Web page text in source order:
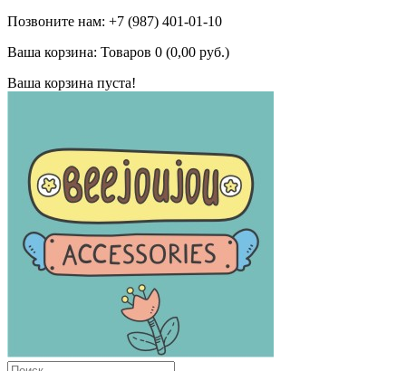
Позвоните нам: +7 (987) 401-01-10
Ваша корзина: Товаров 0 (0,00 руб.)
Ваша корзина пуста!